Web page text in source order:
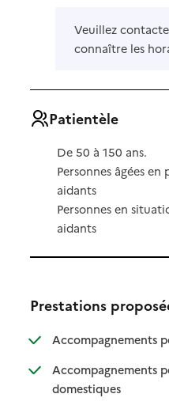
Veuillez
connaître les
Patientèle
De 50 à 150 ans.
Personnes âgées
aidants
Personnes en
aidants
Prestations
Accompagnements
Accompagnements
domestiques: disponible
: non